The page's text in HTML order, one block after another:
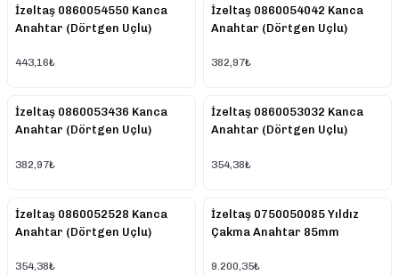
İzeltaş 0860054550 Kanca
Anahtar (Dörtgen Uçlu)
443,16₺
İzeltaş 0860054042 Kanca
Anahtar (Dörtgen Uçlu)
382,97₺
İzeltaş 0860053436 Kanca
Anahtar (Dörtgen Uçlu)
382,97₺
İzeltaş 0860053032 Kanca
Anahtar (Dörtgen Uçlu)
354,38₺
İzeltaş 0860052528 Kanca
Anahtar (Dörtgen Uçlu)
354,38₺
İzeltaş 0750050085 Yıldız
Çakma Anahtar 85mm
9.200,35₺